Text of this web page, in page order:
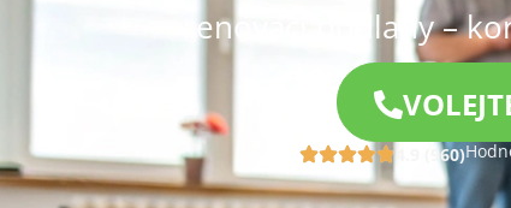
renovaci podlahy –
4.9 (960)